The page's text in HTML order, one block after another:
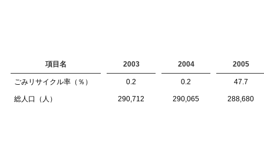
項目名 2003 2004 2005
ごみリサイクル率（％） 0.2 0.2 47.7
総人口（人） 290,712 290,065 288,680